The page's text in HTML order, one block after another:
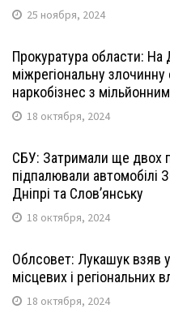
25 ноября, 2024
Прокуратура области:
міжрегіональну злочинну
наркобізнес з
18 октября, 2024
СБУ: Затримали ще двох
підпалювали автомобілі
Дніпрі та Слов’янську
18 октября, 2024
Облсовет: Лукашук взяв
місцевих і регіональних
18 октября, 2024